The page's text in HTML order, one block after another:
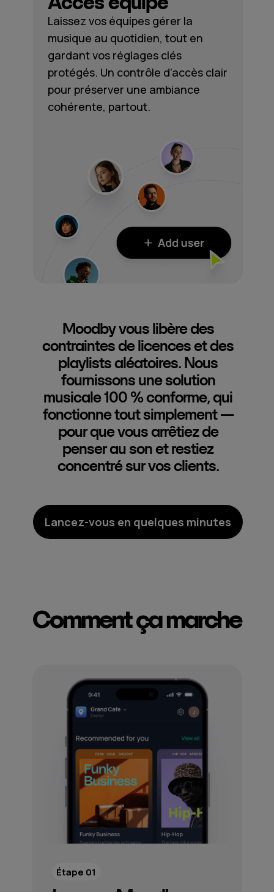
Laissez vos équipes gérer la
musique au quotidien, tout en
gardant vos réglages clés
protégés. Un contrôle d’accès clair
pour préserver une ambiance
cohérente, partout.
Moodby vous libère des
contraintes de licences et des
playlists aléatoires. Nous
fournissons une solution
musicale 100 % conforme, qui
fonctionne tout simplement —
pour que vous arrêtiez de
penser au son et restiez
concentré sur vos clients.
Lancez-vous en quelques minutes
Comment ça marche
Étape 01